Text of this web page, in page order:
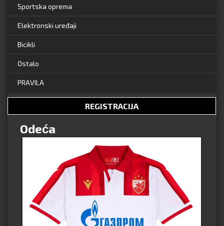
Sportska oprema
Elektronski uređaji
Bicikli
Ostalo
PRAVILA
REGISTRACIJA
Odeća